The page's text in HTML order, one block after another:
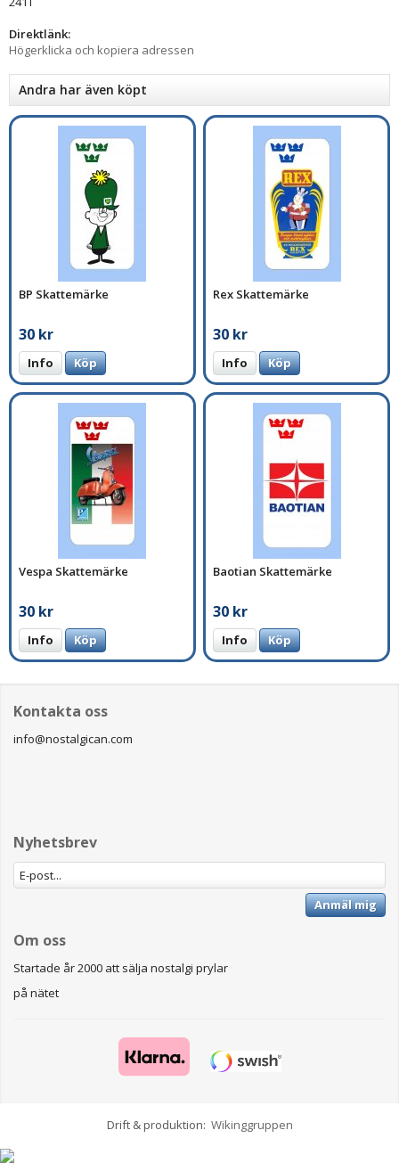
Direktlänk:
Högerklicka och kopiera adressen
Andra har även köpt
BP Skattemärke
30 kr
Info Köp
Rex Skattemärke
30 kr
Info Köp
Vespa Skattemärke
30 kr
Info Köp
Baotian Skattemärke
30 kr
Info Köp
Kontakta oss
info@nostalgican.com
Nyhetsbrev
Anmäl mig
Om oss
Startade år 2000 att sälja nostalgi prylar
på nätet
Drift & produktion: Wikinggruppen